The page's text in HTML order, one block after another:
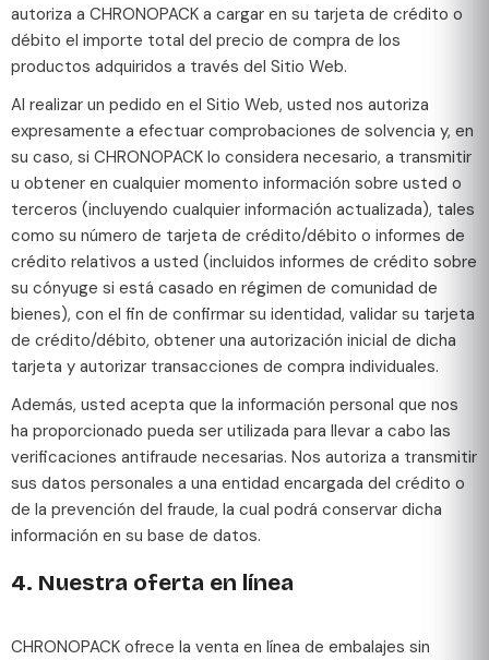
autoriza a CHRONOPACK a cargar en su tarjeta de crédito o
débito el importe total del precio de compra de los
productos adquiridos a través del Sitio Web.
Al realizar un pedido en el Sitio Web, usted nos autoriza
expresamente a efectuar comprobaciones de solvencia y, en
su caso, si CHRONOPACK lo considera necesario, a transmitir
u obtener en cualquier momento información sobre usted o
terceros (incluyendo cualquier información actualizada), tales
como su número de tarjeta de crédito/débito o informes de
crédito relativos a usted (incluidos informes de crédito sobre
su cónyuge si está casado en régimen de comunidad de
bienes), con el fin de confirmar su identidad, validar su tarjeta
de crédito/débito, obtener una autorización inicial de dicha
tarjeta y autorizar transacciones de compra individuales.
Además, usted acepta que la información personal que nos
ha proporcionado pueda ser utilizada para llevar a cabo las
verificaciones antifraude necesarias. Nos autoriza a transmitir
sus datos personales a una entidad encargada del crédito o
de la prevención del fraude, la cual podrá conservar dicha
información en su base de datos.
4. Nuestra oferta en línea
CHRONOPACK ofrece la venta en línea de embalajes sin